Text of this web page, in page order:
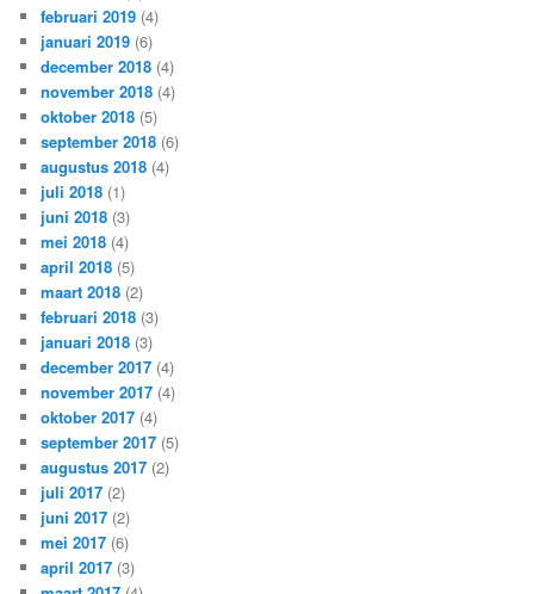
februari 2019 (4)
januari 2019 (6)
december 2018 (4)
november 2018 (4)
oktober 2018 (5)
september 2018 (6)
augustus 2018 (4)
juli 2018 (1)
juni 2018 (3)
mei 2018 (4)
april 2018 (5)
maart 2018 (2)
februari 2018 (3)
januari 2018 (3)
december 2017 (4)
november 2017 (4)
oktober 2017 (4)
september 2017 (5)
augustus 2017 (2)
juli 2017 (2)
juni 2017 (2)
mei 2017 (6)
april 2017 (3)